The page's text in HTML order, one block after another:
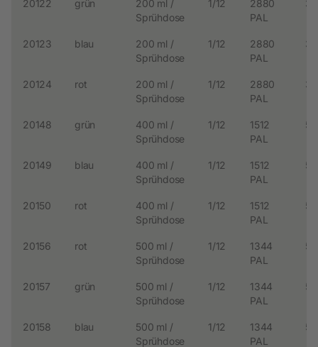
20122 grün
200 ml /
Sprühdose
1/12
2880
PAL
20123 blau
200 ml /
Sprühdose
1/12
2880
PAL
20124 rot
200 ml /
Sprühdose
1/12
2880
PAL
20148 grün
400 ml /
Sprühdose
1/12
1512
PAL
20149 blau
400 ml /
Sprühdose
1/12
1512
PAL
20150 rot
400 ml /
Sprühdose
1/12
1512
PAL
20156 rot
500 ml /
Sprühdose
1/12
1344
PAL
20157 grün
500 ml /
Sprühdose
1/12
1344
PAL
20158 blau
500 ml /
Sprühdose
1/12
1344
PAL